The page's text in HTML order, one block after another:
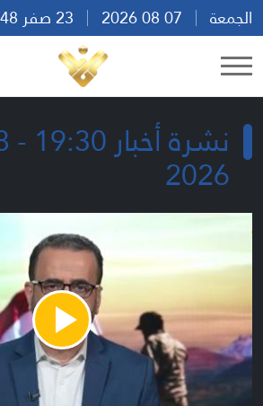
الجمعة
2026
Play
Video